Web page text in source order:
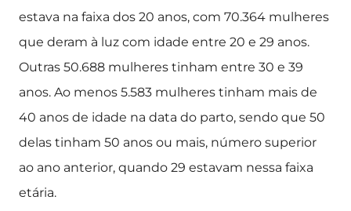
estava na faixa dos 20 anos, com 70.364 mulheres
que deram à luz com idade entre 20 e 29 anos.
Outras 50.688 mulheres tinham entre 30 e 39
anos. Ao menos 5.583 mulheres tinham mais de
40 anos de idade na data do parto, sendo que 50
delas tinham 50 anos ou mais, número superior
ao ano anterior, quando 29 estavam nessa faixa
etária.